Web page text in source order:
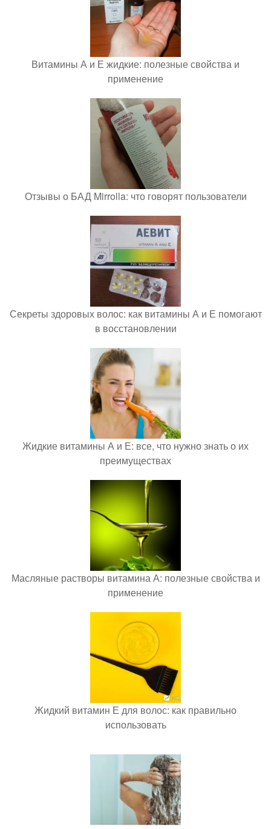
Витамины А и Е жидкие: полезные свойства и
применение
Отзывы о БАД Mirrolla: что говорят пользователи
Секреты здоровых волос: как витамины А и Е помогают
в восстановлении
Жидкие витамины А и Е: все, что нужно знать о их
преимуществах
Масляные растворы витамина А: полезные свойства и
применение
Жидкий витамин Е для волос: как правильно
использовать